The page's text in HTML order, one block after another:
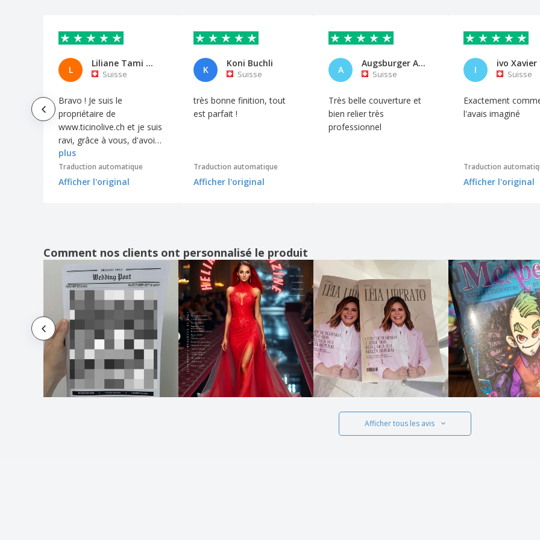
Bloc-notes a5 NERUDA
Bloc-notes a5 ROUSSEAU
Bloc-notes a5 TWAIN
Bloc-notes a5 WATTERS
Bloc-notes avec cache-graines et papier
herbe autocollant
Bloc-notes avec intérieur personnalisé
Bloc-notes de poche FLAUBERT
Bloc-notes de poche MARLOWE
Brochures Immobilières
Brochures Multipages
Brochures d'Instructions
Brochures de Campagne
Brochures de Vente
Brochures de Voyage
Brochures techniques
L
Liliane Tami Tami
Suisse
Bravo ! Je suis le
propriétaire de
www.ticinolive.ch et je suis
ravi, grâce à vous, d'avoir
publié le premier numéro
imprimé de mon magazine
! Excellent travail !
plus
Traduction automatique
Afficher l'original
K
Koni Buchli
Suisse
très bonne finition, tout
est parfait !
Traduction automatique
Afficher l'original
A
Augsburger Anne
Suisse
Très belle couverture et
bien relier très
professionnel
I
ivo Xavier
Suisse
Exactement
l'avais imaginé
Traduction
Afficher l'original
Comment nos clients ont personnalisé le produit
Afficher tous les avis